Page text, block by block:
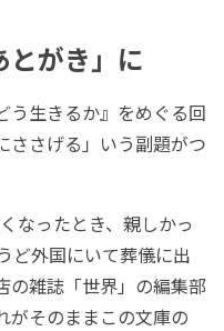
とがき」に
生きるか』をめぐる回
ささげる」いう副題がつ
なったとき、親しかっ
ど外国にいて葬儀に出
の雑誌「世界」の編集部
がそのままこの文庫の